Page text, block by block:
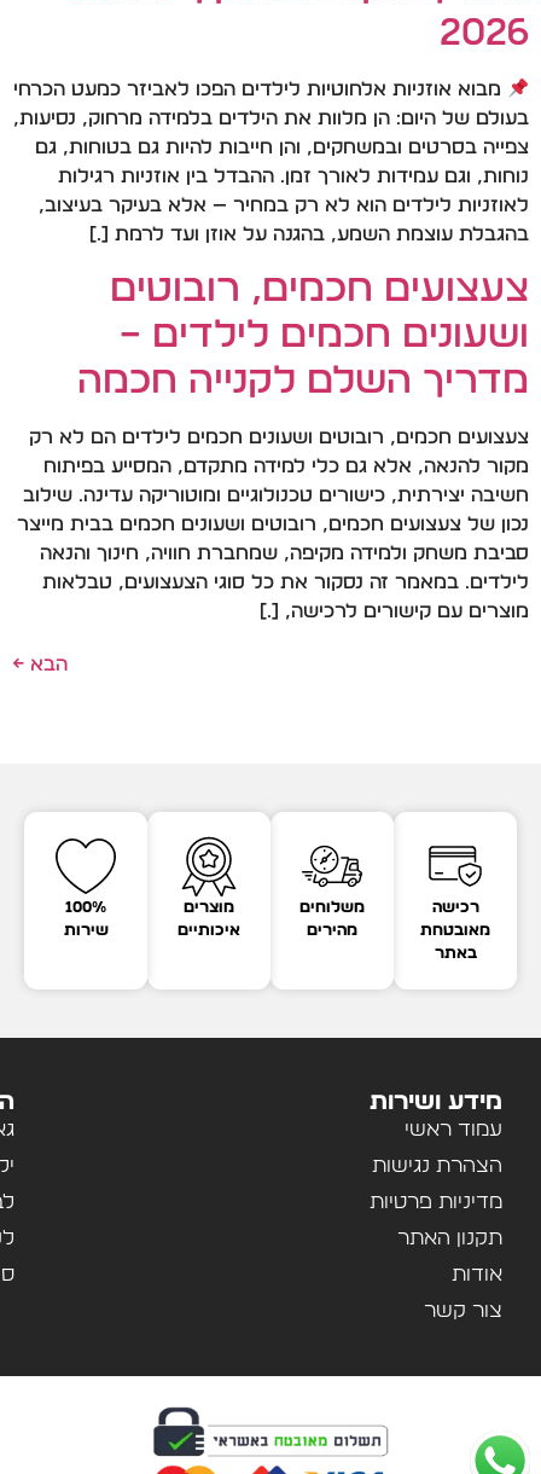
2026
מבוא אוזניות אלחוטיות לילדים הפכו לאביזר כמעט הכרחי
בעולם של היום: הן מלוות את הילדים בלמידה מרחוק, נסיעות,
צפייה בסרטים ובמשחקים, והן חייבות להיות גם בטוחות, גם
נוחות, וגם עמידות לאורך זמן. ההבדל בין אוזניות רגילות
לאוזניות לילדים הוא לא רק במחיר — אלא בעיקר בעיצוב,
בהגבלת עוצמת השמע, בהגנה על אוזן ועד לרמת […]
צעצועים חכמים, רובוטים
ושעונים חכמים לילדים –
מדריך השלם לקנייה חכמה
צעצועים חכמים, רובוטים ושעונים חכמים לילדים הם לא רק
מקור להנאה, אלא גם כלי למידה מתקדם, המסייע בפיתוח
חשיבה יצירתית, כישורים טכנולוגיים ומוטוריקה עדינה. שילוב
נכון של צעצועים חכמים, רובוטים ושעונים חכמים בבית מייצר
סביבת משחק ולמידה מקיפה, שמחברת חוויה, חינוך והנאה
לילדים. במאמר זה נסקור את כל סוגי הצעצועים, טבלאות
מוצרים עם קישורים לרכישה, […]
הבא ←
רכישה
מאובטחת
באתר
משלוחים
מהירים
מוצרים
איכותיים
100%
שירות
מידע ושירות
עמוד ראשי
הצהרת נגישות
מדיניות פרטיות
תקנון האתר
אודות
צור קשר